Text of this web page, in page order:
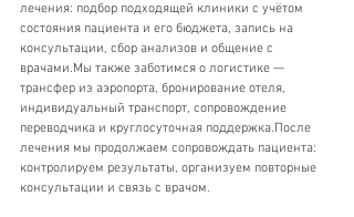
лечения: подбор подходящей клиники с учётом
состояния пациента и его бюджета, запись на
консультации, сбор анализов и общение с
врачами.Мы также заботимся о логистике —
трансфер из аэропорта, бронирование отеля,
индивидуальный транспорт, сопровождение
переводчика и круглосуточная поддержка.После
лечения мы продолжаем сопровождать пациента:
контролируем результаты, организуем повторные
консультации и связь с врачом.